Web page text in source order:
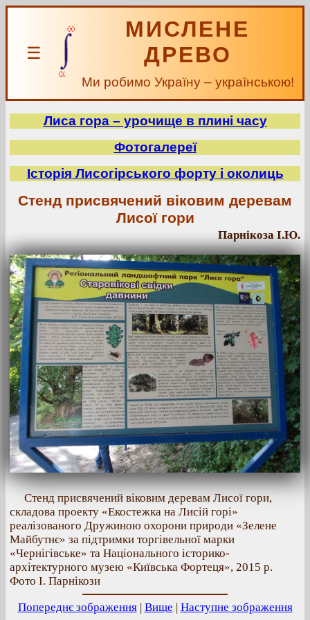
☰
МИСЛЕНЕ
ДРЕВО
Ми робимо Україну – українською!
Лиса гора – урочище в плині часу
Фотогалереї
Історія Лисогірського форту і околиць
Стенд присвячений віковим деревам
Лисої гори
Парнікоза І.Ю.
Стенд присвячений віковим деревам Лисої гори,
складова проекту «Екостежка на Лисій горі»
реалізованого Дружиною охорони природи «Зелене
Майбутнє» за підтримки торгівельної марки
«Чернігівське» та Національного історико-
архітектурного музею «Київська Фортеця», 2015 р.
Фото І. Парнікози
Попереднє зображення| Вище | Наступне зображення